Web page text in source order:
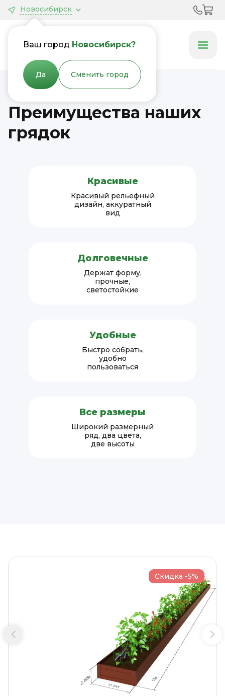
Новосибирск
Ваш город Новосибирск?
Да Сменить город
Грядки & Клумбы
Преимущества наших
грядок
Красивые
Красивый рельефный
дизайн, аккуратный
вид
Долговечные
Держат форму,
прочные,
светостойкие
Удобные
Быстро собрать,
удобно
пользоваться
Все размеры
Широкий размерный
ряд, два цвета,
две высоты
Скидка -5%